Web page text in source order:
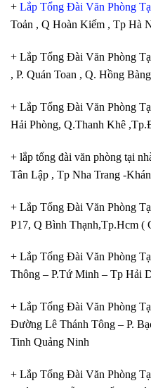
+ Lắp Tổng Đài Văn Phòng
Toản , Q Hoàn Kiếm , Tp Hà
+ Lắp Tổng Đài Văn Phòng
, P. Quán Toan , Q. Hồng
+ Lắp Tổng Đài Văn Phòng
Hải Phòng, Q.Thanh Khê
+ lắp tổng đài văn phòng tại
Tân Lập , Tp Nha Trang -
+ Lắp Tổng Đài Văn Phòng
P17, Q Bình Thạnh,Tp.Hcm (
+ Lắp Tổng Đài Văn Phòng
Thông – P.Tứ Minh – Tp Hải
+ Lắp Tổng Đài Văn Phòng
Đường Lê Thánh Tông – P.
Tinh Quảng Ninh
+ Lắp Tổng Đài Văn Phòng